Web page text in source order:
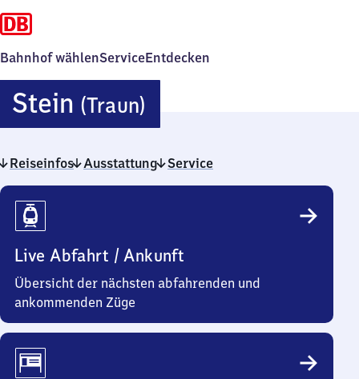
Bahnhof wählenServiceEntdecken
Stein (Traun)
(Traun)
Reiseinfos Ausstattung Service
Reiseinfos
Live Abfahrt / Ankunft
Übersicht der nächsten abfahrenden und
ankommenden Züge